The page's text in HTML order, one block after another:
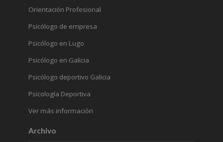
Orientación Profesional
Psicólogo de empresa
Psicólogo en Lugo
Psicólogo en Galicia
Psicólogo deportivo Galicia
Psicología Deportiva
Ver más información
Archivo